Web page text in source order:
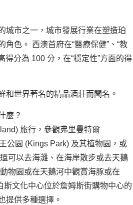
城市之一，城市發展行業在塑造珀
色。 西澳首府在“醫療保健”、“教
得分為 100 分，在“穩定性”方面的得
和世界著名的精品酒莊而聞名。
麼？
旅行，參觀弗里曼特爾
公園 (Kings Park) 及其植物園，或
可以去海灘、在海岸散步或去天鵝
物園或在天鵝河中觀賞海豚或在
斯文化中心位於詹姆斯街購物中心的
提供多種選擇。